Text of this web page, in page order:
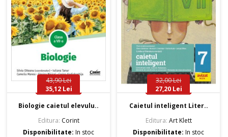
43,90 Lei
35,12 Lei
Biologie caietul elevulu..
Editura: Corint
Disponibilitate:In stoc
32,00 Lei
27,20 Lei
Caietul inteligent Liter..
Editura: Art Klett
Disponibilitate:In stoc